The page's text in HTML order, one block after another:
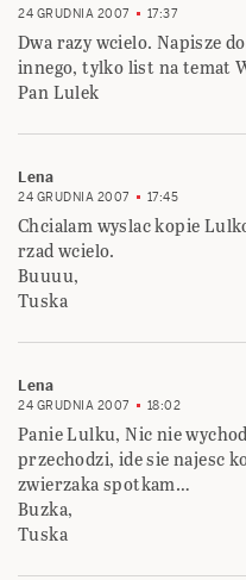
24 GRUDNIA 2007
17:37
Dwa razy wcielo. Napisze
innego, tylko list na temat
Pan Lulek
Lena
24 GRUDNIA 2007 17:45
Chcialam wyslac kopie
rzad wcielo.
Buuuu,
Tuska
Lena
24 GRUDNIA 2007 18:02
Panie Lulku, Nic nie
przechodzi, ide sie najesc
zwierzaka spotkam…
Buzka,
Tuska